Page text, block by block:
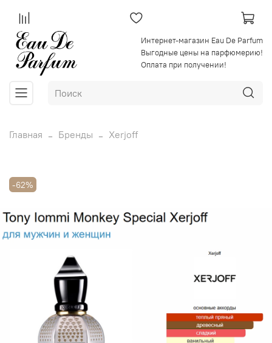
Интернет-магазин Eau De Parfum
Выгодные цены на парфюмерию!
Оплата при получении!
Главная Бренды Xerjoff
-62%